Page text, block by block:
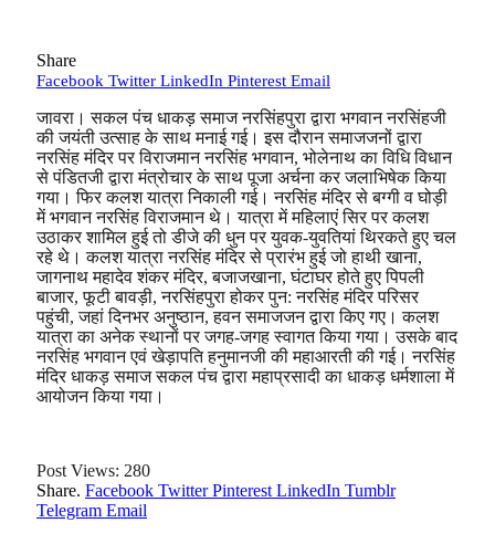
Share
Facebook Twitter LinkedIn Pinterest Email
जावरा। सकल पंच धाकड़ समाज नरसिंहपुरा द्वारा भगवान नरसिंहजी
की जयंती उत्साह के साथ मनाई गई। इस दौरान समाजजनों द्वारा
नरसिंह मंदिर पर विराजमान नरसिंह भगवान, भोलेनाथ का विधि विधान
से पंडितजी द्वारा मंत्रोचार के साथ पूजा अर्चना कर जलाभिषेक किया
गया। फिर कलश यात्रा निकाली गई। नरसिंह मंदिर से बग्गी व घोड़ी
में भगवान नरसिंह विराजमान थे। यात्रा में महिलाएं सिर पर कलश
उठाकर शामिल हुई तो डीजे की धुन पर युवक-युवतियां थिरकते हुए चल
रहे थे। कलश यात्रा नरसिंह मंदिर से प्रारंभ हुई जो हाथी खाना,
जागनाथ महादेव शंकर मंदिर, बजाजखाना, घंटाघर होते हुए पिपली
बाजार, फूटी बावड़ी, नरसिंहपुरा होकर पुन: नरसिंह मंदिर परिसर
पहुंची, जहां दिनभर अनुष्ठान, हवन समाजजन द्वारा किए गए। कलश
यात्रा का अनेक स्थानों पर जगह-जगह स्वागत किया गया। उसके बाद
नरसिंह भगवान एवं खेड़ापति हनुमानजी की महाआरती की गई। नरसिंह
मंदिर धाकड़ समाज सकल पंच द्वारा महाप्रसादी का धाकड़ धर्मशाला में
आयोजन किया गया।
Post Views: 280
Share. Facebook Twitter Pinterest LinkedIn Tumblr
Telegram Email